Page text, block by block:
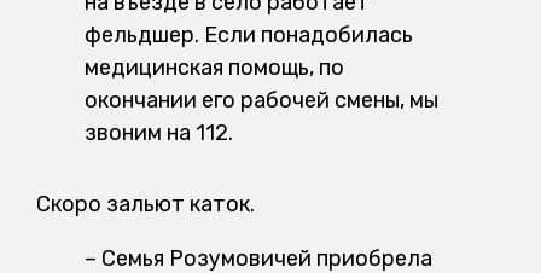
фельдшер. Если понадобилась
медицинская помощь, по
окончании его рабочей смены, мы
звоним на 112.
Скоро зальют каток.
– Семья Розумовичей приобрела